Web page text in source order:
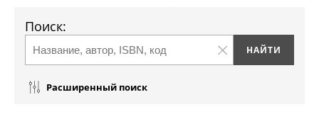
Поиск:
Расширенный поиск